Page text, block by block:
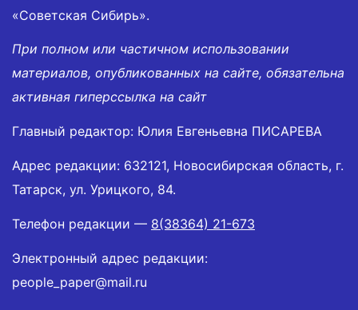
«Советская Сибирь».
При полном или частичном использовании
материалов, опубликованных на сайте, обязательна
активная гиперссылка на сайт
Главный редактор: Юлия Евгеньевна ПИСАРЕВА
Адрес редакции: 632121, Новосибирская область, г.
Татарск, ул. Урицкого, 84.
Телефон редакции — 8(38364) 21-673
Электронный адрес редакции:
people_paper@mail.ru